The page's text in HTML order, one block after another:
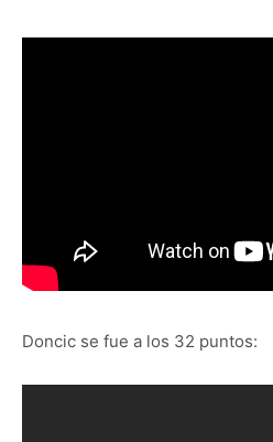
Doncic se fue a los 32 puntos: